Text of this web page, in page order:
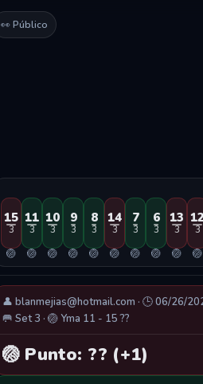
👀 Público
15
3
🏐
11
3
🏐
10
3
🏐
9
3
🏐
8
3
🏐
14
3
🏐
7
3
🏐
6
3
🏐
13
3
🏐
12
3
🏐
👤 blanmejias@hotmail.com · 🕒 06/26/
🥅 Set 3 · 🏐 Yma 11 - 15 ??
🏐 Punto: ?? (+1)